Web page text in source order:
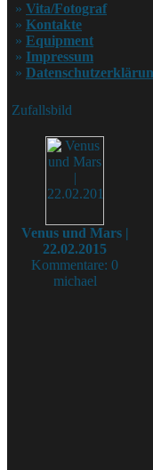
» Vita/Fotograf
» Kontakte
» Equipment
» Impressum
»
Zufallsbild
Venus und Mars |
22.02.2015
Kommentare: 0
michael